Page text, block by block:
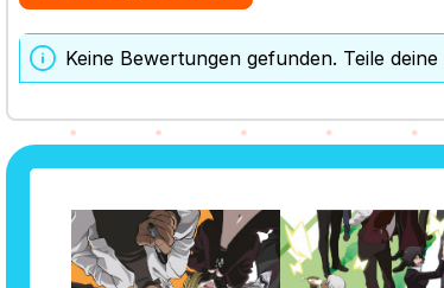
Keine Bewertungen gefunden. Teile